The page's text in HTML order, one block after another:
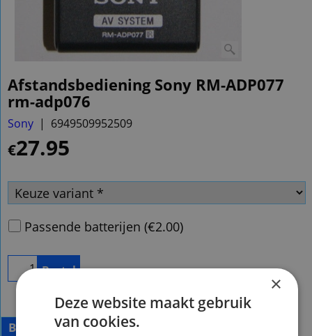
Afstandsbediening Sony RM-ADP077
rm-adp076
Sony 6949509952509
€27.95
Passende batterijen (€2.00)
Bestel
Beschrijving
×
Deze website maakt gebruik
van cookies.